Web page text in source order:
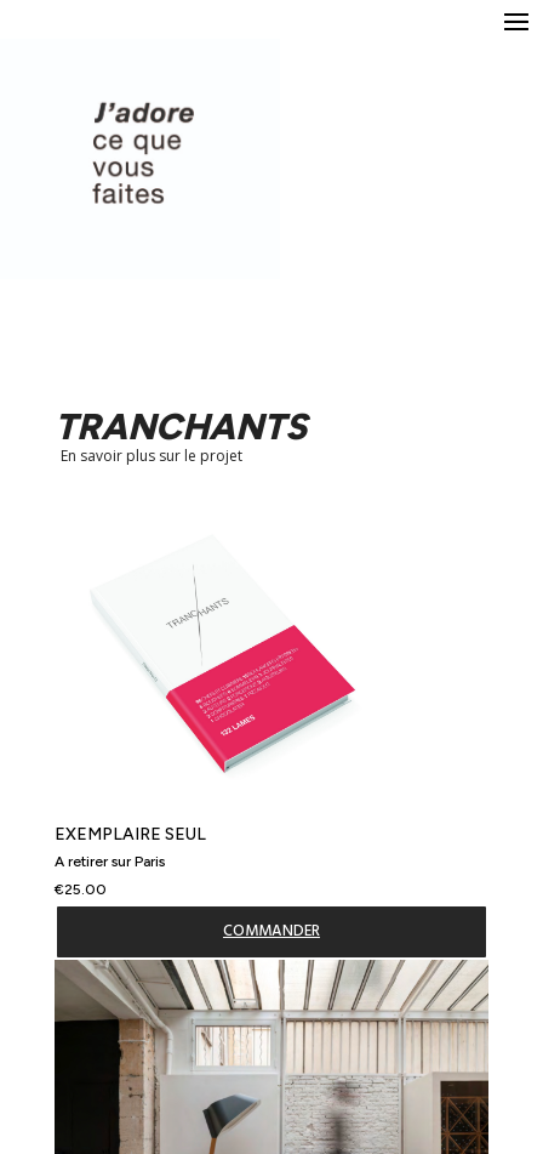
TRANCHANTS
En savoir plus sur le projet
EXEMPLAIRE SEUL
A retirer sur Paris
€25.00
COMMANDER